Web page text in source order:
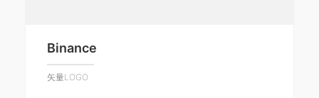
Binance
矢量LOGO